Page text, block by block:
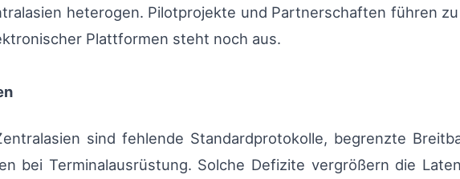
heterogen. Pilotprojekte und Partnerschaften führen
Plattformen steht noch aus.
sind fehlende Standardprotokolle, begrenzte
bei Terminalausrüstung. Solche Defizite vergrößern die